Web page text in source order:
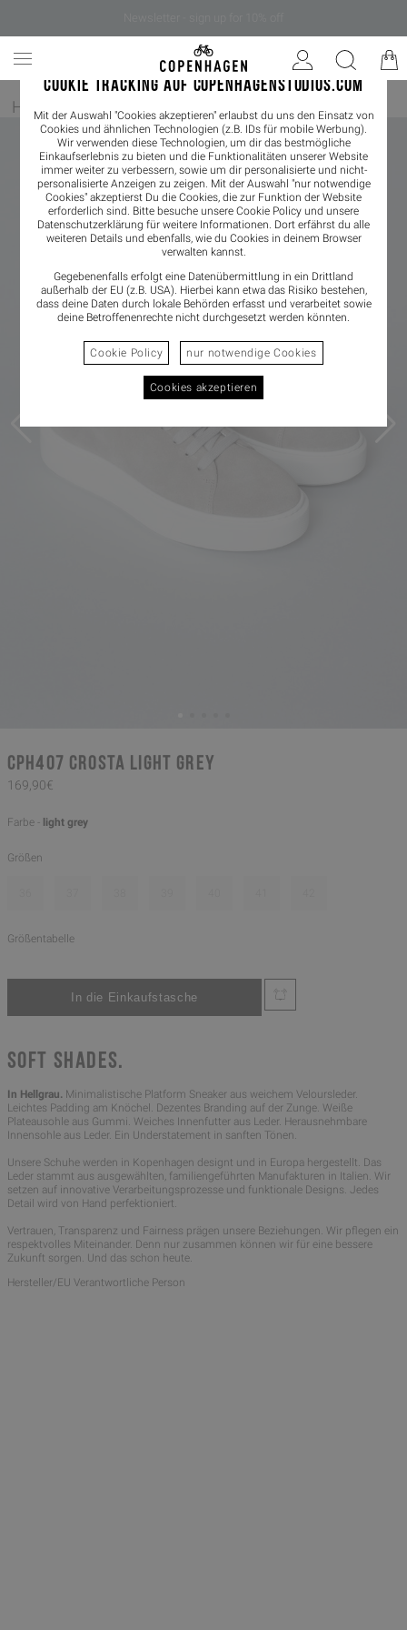
COOKIE TRACKING AUF COPENHAGENSTUDIOS.COM
Mit der Auswahl "Cookies akzeptieren" erlaubst du uns den Einsatz von
Cookies und ähnlichen Technologien (z.B. IDs für mobile Werbung).
Wir verwenden diese Technologien, um dir das bestmögliche
Einkaufserlebnis zu bieten und die Funktionalitäten unserer Website
immer weiter zu verbessern, sowie um dir personalisierte und nicht-
personalisierte Anzeigen zu zeigen. Mit der Auswahl "nur notwendige
Cookies" akzeptierst Du die Cookies, die zur Funktion der Website
erforderlich sind. Bitte besuche unsere Cookie Policy und unsere
Datenschutzerklärung für weitere Informationen. Dort erfährst du alle
weiteren Details und ebenfalls, wie du Cookies in deinem Browser
verwalten kannst.
Gegebenenfalls erfolgt eine Datenübermittlung in ein Drittland
außerhalb der EU (z.B. USA). Hierbei kann etwa das Risiko bestehen,
dass deine Daten durch lokale Behörden erfasst und verarbeitet sowie
deine Betroffenenrechte nicht durchgesetzt werden könnten.
Cookie Policy nur notwendige Cookies
Cookies akzeptieren
Home / Damen/ Sneaker Sneaker Low
CPH407 crosta light grey
169,90€
Farbe - light grey
Größen
Größentabelle
SOFT SHADES.
In Hellgrau. Minimalistische Platform Sneaker aus weichem Veloursleder.
Leichtes Padding am Knöchel. Dezentes Branding auf der Zunge. Weiße
Plateausohle aus Gummi. Weiches Innenfutter aus Leder. Herausnehmbare
Innensohle aus Leder. Ein Understatement in sanften Tönen.
Unsere Schuhe werden in Kopenhagen designt und in Europa hergestellt. Das
Leder stammt aus ausgewählten, familiengeführten Manufakturen in Italien. Wir
setzen auf innovative Verarbeitungsprozesse und funktionale Designs. Jedes
Detail wird von Hand perfektioniert.
Vertrauen, Transparenz und Fairness prägen unsere Beziehungen. Wir pflegen ein
respektvolles Miteinander. Denn nur zusammen können wir für eine bessere
Zukunft sorgen. Und das schon heute.
Hersteller/EU Verantwortliche Person